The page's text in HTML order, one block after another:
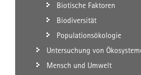
Biotische Faktoren
Biodiversität
Populationsökologie
Untersuchung von
Mensch und Umwelt